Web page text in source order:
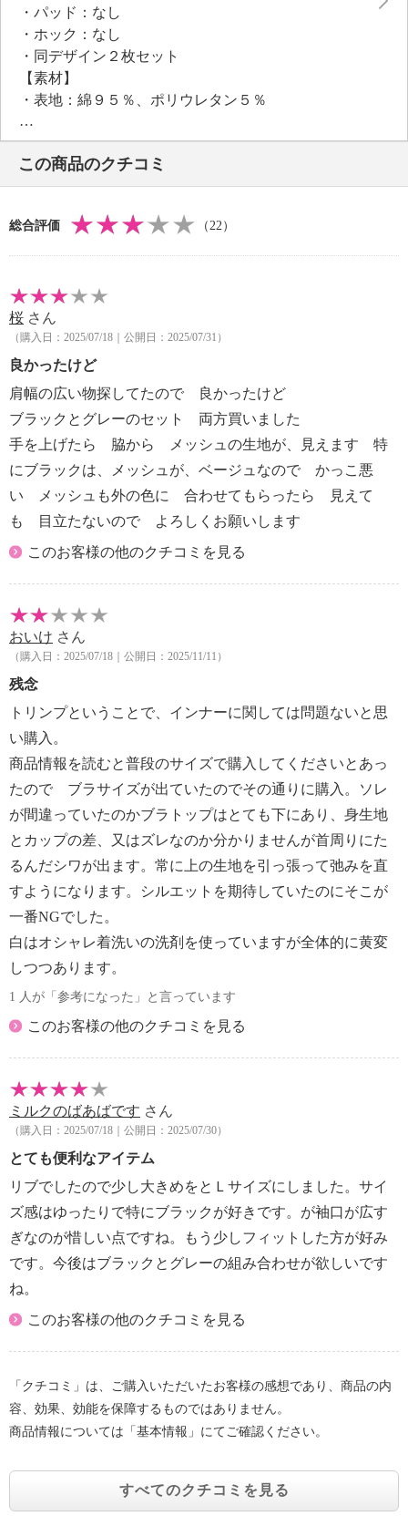
ンをキープします。
スカートやパンツと合わせて一枚で着たり、キャミワ
ンピースやサロペットの下に着てトレンド感を演出し
たりと、コーディネイトの幅が広がります。
・パッド：なし
・ホック：なし
・同デザイン２枚セット
【素材】
・表地：綿９５％、ポリウレタン５％
・カップ内側：ポリエステル１００％
【メンテナンス（絵表示ラベル）】
・洗濯機：可
・漂白処理：塩素系・酸素系漂白不可
・自然乾燥：日陰の吊り干し
・アイロン仕上げ：不可
【メンテナンス（ケアラベル）】
・ネット使用
【その他】
【ブラジャー相当サイズ】
・Ｓ：Ａ６５ Ｂ６５ Ｃ６５ Ａ７０
・Ｍ：Ｄ６５ Ａ７０ Ｂ７０ Ｃ７０ Ｄ７０ Ａ
７５ Ｂ７５
・Ｌ：Ｂ７５ Ｃ７５ Ｄ７５ Ａ８０ Ｂ８０
・ＬＬ：Ｂ８０ Ｃ８０ Ｄ８０ Ａ８５ Ｂ８５
Ｃ８５
【原産国（地）】
※普段と同じサイズをおすすめ
この商品のクチコミ
総合評価 （22）
桜 さん
（購入日：2025/07/18｜公開日：2025/07/31）
良かったけど
肩幅の広い物探してたので 良かったけど
ブラックとグレーのセット 両方買いました
手を上げたら 脇から メッシュの生地が、見えます 特
にブラックは、メッシュが、ベージュなので かっこ悪
い メッシュも外の色に 合わせてもらったら 見えて
も 目立たないので よろしくお願いします
このお客様の他のクチコミを見る
おいけ さん
（購入日：2025/07/18｜公開日：2025/11/11）
残念
トリンプということで、インナーに関しては問題ないと思
い購入。
商品情報を読むと普段のサイズで購入してくださいとあっ
たので ブラサイズが出ていたのでその通りに購入。ソレ
が間違っていたのかブラトップはとても下にあり、身生地
とカップの差、又はズレなのか分かりませんが首周りにた
るんだシワが出ます。常に上の生地を引っ張って弛みを直
すようになります。シルエットを期待していたのにそこが
一番NGでした。
白はオシャレ着洗いの洗剤を使っていますが全体的に黄変
しつつあります。
1 人が「参考になった」と言っています
このお客様の他のクチコミを見る
ミルクのばあばです さん
（購入日：2025/07/18｜公開日：2025/07/30）
とても便利なアイテム
リブでしたので少し大きめをとＬサイズにしました。サイ
ズ感はゆったりで特にブラックが好きです。が袖口が広す
ぎなのが惜しい点ですね。もう少しフィットした方が好み
です。今後はブラックとグレーの組み合わせが欲しいです
ね。
このお客様の他のクチコミを見る
「クチコミ」は、ご購入いただいたお客様の感想であり、商品の内
容、効果、効能を保障するものではありません。
商品情報については「基本情報」にてご確認ください。
すべてのクチコミを見る